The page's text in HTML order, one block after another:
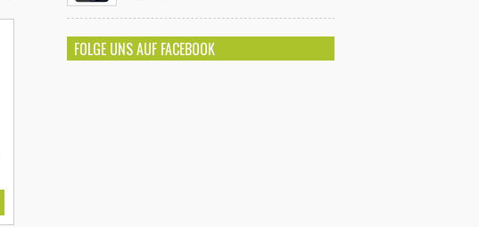
FOLGE UNS AUF FACEBOOK